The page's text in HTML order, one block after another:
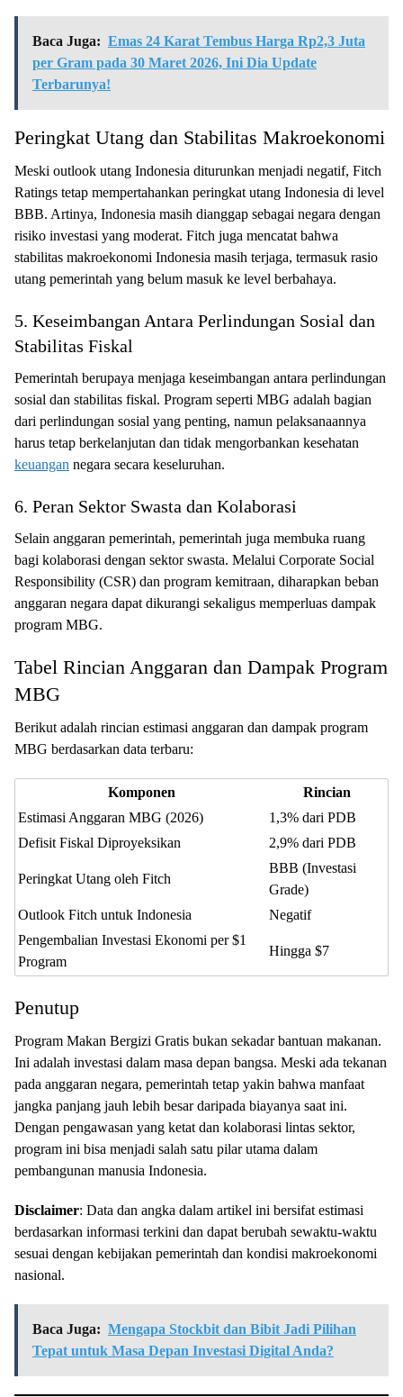
Baca Juga: Emas 24 Karat Tembus Harga Rp2,3 Juta
per Gram pada 30 Maret 2026, Ini Dia Update
Terbarunya!
Peringkat Utang dan Stabilitas Makroekonomi
Meski outlook utang Indonesia diturunkan menjadi negatif, Fitch
Ratings tetap mempertahankan peringkat utang Indonesia di level
BBB. Artinya, Indonesia masih dianggap sebagai negara dengan
risiko investasi yang moderat. Fitch juga mencatat bahwa
stabilitas makroekonomi Indonesia masih terjaga, termasuk rasio
utang pemerintah yang belum masuk ke level berbahaya.
5. Keseimbangan Antara Perlindungan Sosial dan
Stabilitas Fiskal
Pemerintah berupaya menjaga keseimbangan antara perlindungan
sosial dan stabilitas fiskal. Program seperti MBG adalah bagian
dari perlindungan sosial yang penting, namun pelaksanaannya
harus tetap berkelanjutan dan tidak mengorbankan kesehatan
keuangan negara secara keseluruhan.
6. Peran Sektor Swasta dan Kolaborasi
Selain anggaran pemerintah, pemerintah juga membuka ruang
bagi kolaborasi dengan sektor swasta. Melalui Corporate Social
Responsibility (CSR) dan program kemitraan, diharapkan beban
anggaran negara dapat dikurangi sekaligus memperluas dampak
program MBG.
Tabel Rincian Anggaran dan Dampak Program
MBG
Berikut adalah rincian estimasi anggaran dan dampak program
MBG berdasarkan data terbaru:
Komponen
Rincian
Estimasi Anggaran MBG (2026)
1,3% dari PDB
Defisit Fiskal Diproyeksikan
2,9% dari PDB
Peringkat Utang oleh Fitch
BBB (Investasi
Grade)
Outlook Fitch untuk Indonesia
Negatif
Pengembalian Investasi Ekonomi per $1
Program
Hingga $7
Penutup
Program Makan Bergizi Gratis bukan sekadar bantuan makanan.
Ini adalah investasi dalam masa depan bangsa. Meski ada tekanan
pada anggaran negara, pemerintah tetap yakin bahwa manfaat
jangka panjang jauh lebih besar daripada biayanya saat ini.
Dengan pengawasan yang ketat dan kolaborasi lintas sektor,
program ini bisa menjadi salah satu pilar utama dalam
pembangunan manusia Indonesia.
Disclaimer: Data dan angka dalam artikel ini bersifat estimasi
berdasarkan informasi terkini dan dapat berubah sewaktu-waktu
sesuai dengan kebijakan pemerintah dan kondisi makroekonomi
nasional.
Baca Juga: Mengapa Stockbit dan Bibit Jadi Pilihan
Tepat untuk Masa Depan Investasi Digital Anda?